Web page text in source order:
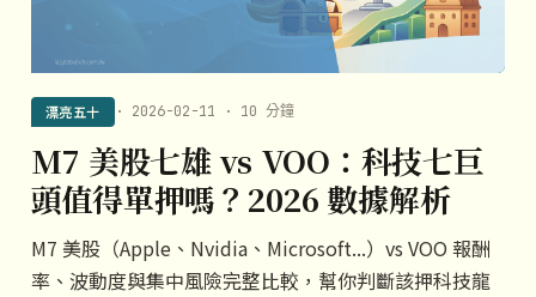
漂亮五十 · 2026-02-11 · 10 分鐘
M7 美股七雄 vs VOO：科技七巨
頭值得單押嗎？2026 數據解析
M7 美股（Apple、Nvidia、Microsoft...）vs VOO 報酬
率、波動度與集中風險完整比較，幫你判斷該押科技龍